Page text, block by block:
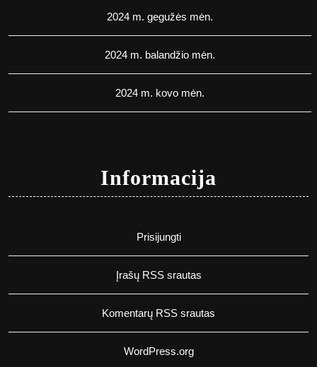
2024 m. gegužės mėn.
2024 m. balandžio mėn.
2024 m. kovo mėn.
Informacija
Prisijungti
Įrašų RSS srautas
Komentarų RSS srautas
WordPress.org